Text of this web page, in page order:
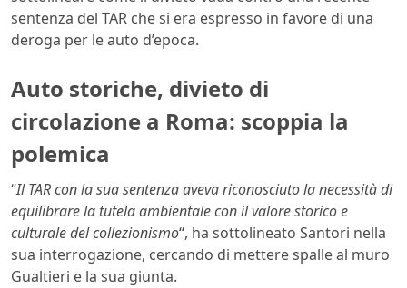
sentenza del TAR che si era espresso in favore di una
deroga per le auto d’epoca.
Auto storiche, divieto di
circolazione a Roma: scoppia la
polemica
“Il TAR con la sua sentenza aveva riconosciuto la necessità di
equilibrare la tutela ambientale con il valore storico e
culturale del collezionismo“, ha sottolineato Santori nella
sua interrogazione, cercando di mettere spalle al muro
Gualtieri e la sua giunta.